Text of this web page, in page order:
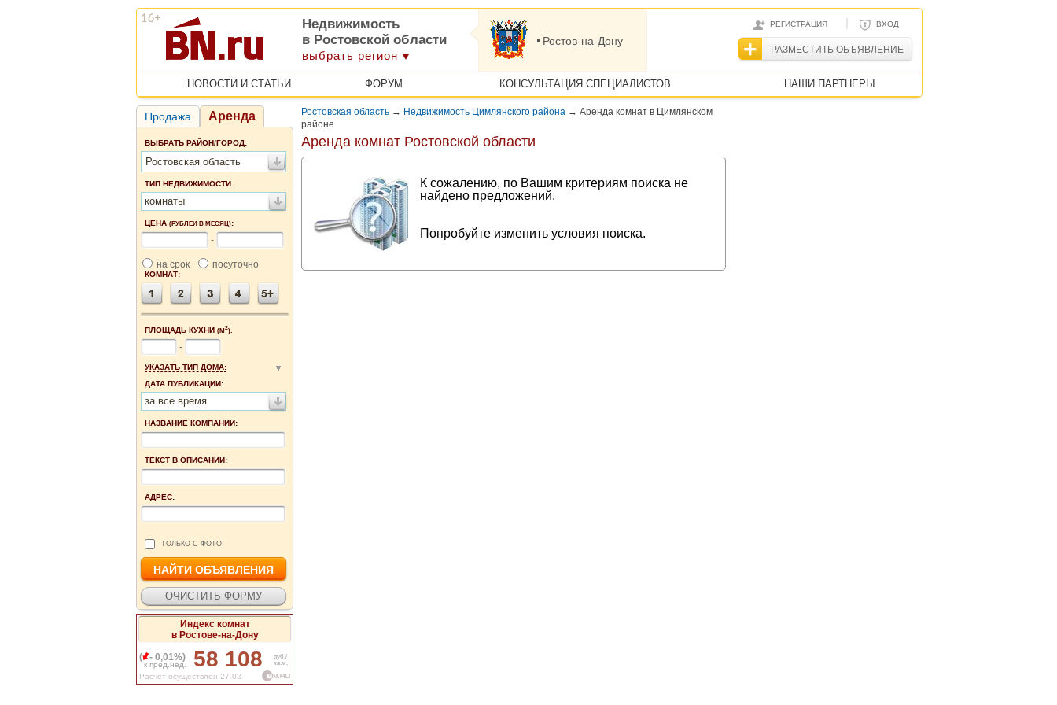
РЕГИСТРАЦИЯ | ВХОД
РАЗМЕСТИТЬ ОБЪЯВЛЕНИЕ
Недвижимость
в Ростовской области
выбрать регион
Ростов-на-Дону
НОВОСТИ И СТАТЬИ ФОРУМ КОНСУЛЬТАЦИЯ СПЕЦИАЛИСТОВ НАШИ ПАРТНЕРЫ
Продажа Аренда
ВЫБРАТЬ РАЙОН/ГОРОД:
Ростовская область
ТИП НЕДВИЖИМОСТИ:
комнаты
ЦЕНА (РУБЛЕЙ В МЕСЯЦ):
-
на срок посуточно
КОМНАТ:
ПЛОЩАДЬ КУХНИ (М2):
-
УКАЗАТЬ ТИП ДОМА:
ДАТА ПУБЛИКАЦИИ:
за все время
НАЗВАНИЕ КОМПАНИИ:
ТЕКСТ В ОПИСАНИИ:
АДРЕС:
ТОЛЬКО С ФОТО
Индекс комнат
в Ростове-на-Дону
(
- 0,01%)
к пред.нед. 58 108
руб./
кв.м.
Расчет осуществлен 27.02
Ростовская область → Недвижимость Цимлянского района → Аренда комнат в Цимлянском
районе
Аренда комнат Ростовской области
К сожалению, по Вашим критериям поиска не
найдено предложений.
Попробуйте изменить условия поиска.